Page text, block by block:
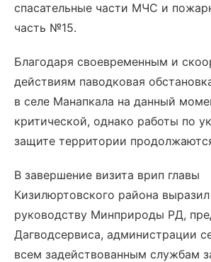
спасательные части МЧС и
часть №15.
Благодаря своевременным и
действиям паводковая
в селе Манапкала на данный
критической, однако работы по
защите территории
В завершение визита врип главы
Кизилюртовского района
руководству Минприроды РД,
Дагводсервиса, администрации
всем задействованным службам